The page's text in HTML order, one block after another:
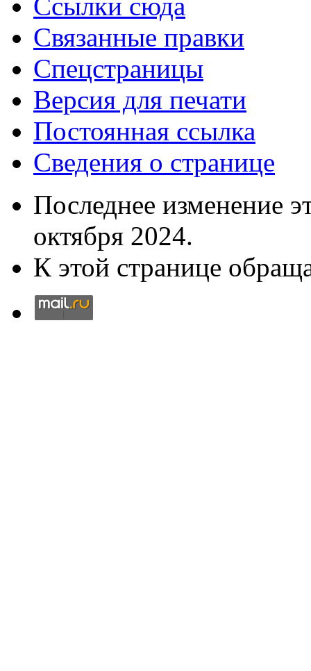
Связанные правки
Спецстраницы
Версия для печати
Постоянная ссылка
Сведения о странице
Последнее изменение
октября 2024.
К этой странице